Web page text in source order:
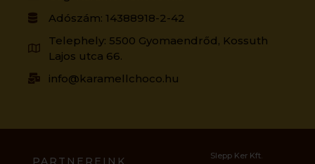
Adószám: 14388918-2-42
Telephely: 5500 Gyomaendrőd, Kossuth
Lajos utca 66.
info@karamellchoco.hu
PARTNEREINK Slepp Ker Kft.